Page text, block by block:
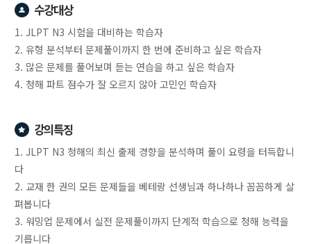
수강대상
1. JLPT N3 시험을 대비하는 학습자
2. 유형 분석부터 문제풀이까지 한 번에 준비하고 싶은 학습자
3. 많은 문제를 풀어보며 듣는 연습을 하고 싶은 학습자
4. 청해 파트 점수가 잘 오르지 않아 고민인 학습자
강의특징
1. JLPT N3 청해의 최신 출제 경향을 분석하며 풀이 요령을 터득합니
다
2. 교재 한 권의 모든 문제들을 베테랑 선생님과 하나하나 꼼꼼하게 살
펴봅니다
3. 워밍업 문제에서 실전 문제풀이까지 단계적 학습으로 청해 능력을
기릅니다